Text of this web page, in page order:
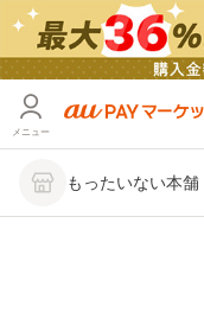
メニュー
もったいない本舗